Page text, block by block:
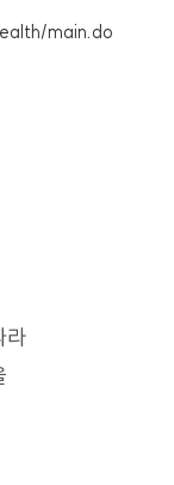
main.do
라